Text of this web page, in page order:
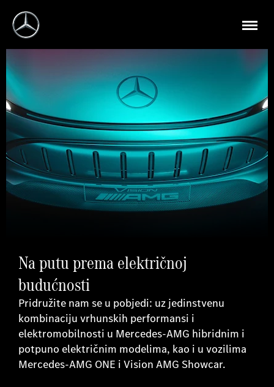
Na putu prema električnoj
budućnosti
Pridružite nam se u pobjedi: uz jedinstvenu
kombinaciju vrhunskih performansi i
elektromobilnosti u Mercedes-AMG hibridnim i
potpuno električnim modelima, kao i u vozilima
Mercedes-AMG ONE i Vision AMG Showcar.